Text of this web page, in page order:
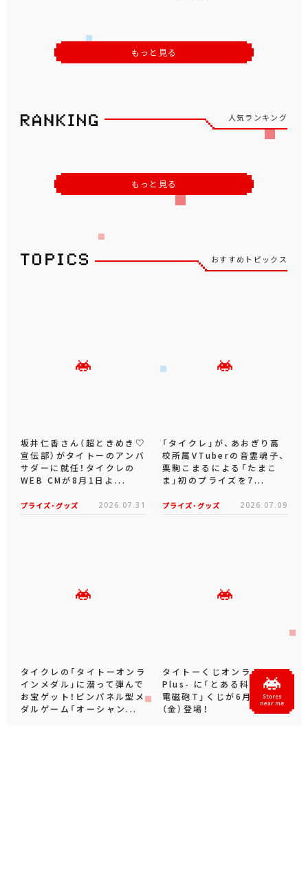
もっと見る
人気ランキング
もっと見る
おすすめトピックス
坂井仁香さん（超ときめき♡
宣伝部）がタイトーのアンバ
サダーに就任！タイクレの
WEB CMが8月1日よ...
プライズ・グッズ 2026.07.31
「タイクレ」が、あおぎり高
校所属VTuberの音霊魂子、
栗駒こまるによる「たまこ
ま」初のプライズを7...
プライズ・グッズ 2026.07.09
タイクレの「タイトーオンラ
インメダル」に潜って弾んで
お宝ゲット！ピンパネル型メ
ダルゲーム「オーシャン...
タイトーくじオンライン -
Plus- に「とある科学の超
電磁砲T」くじが6月19日
（金）登場！